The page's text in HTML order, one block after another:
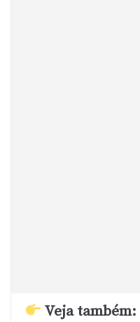
Veja também: